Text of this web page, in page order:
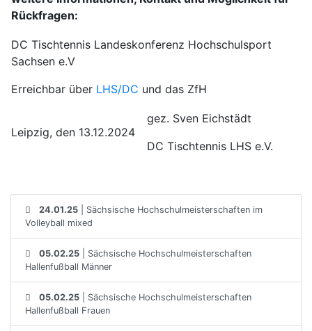
24.01.25 | Sächsische Hochschulmeisterschaften im
Volleyball mixed
05.02.25 | Sächsische Hochschulmeisterschaften
Hallenfußball Männer
05.02.25 | Sächsische Hochschulmeisterschaften
Hallenfußball Frauen
Rückfragen:
DC Tischtennis Landeskonferenz Hochschulsport
Sachsen e.V
Erreichbar über LHS/DC und das ZfH
Leipzig, den 13.12.2024
gez. Sven Eichstädt
DC Tischtennis LHS e.V.